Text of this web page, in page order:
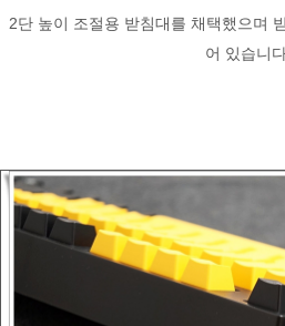
2단 높이 조절용 받침대를 채택했으며
어 있습니